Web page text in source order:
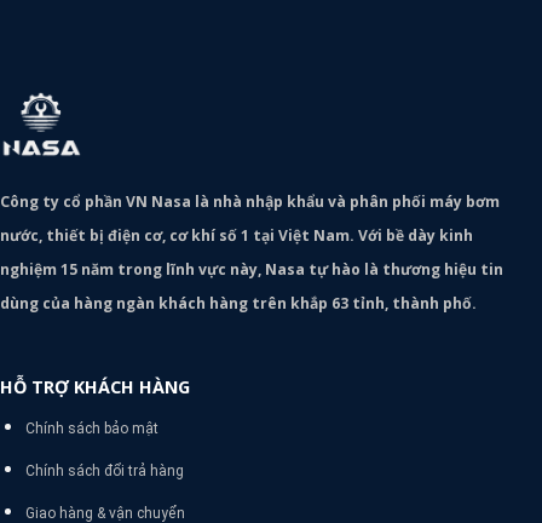
Công ty cổ phần VN Nasa là nhà nhập khẩu và phân phối máy bơm
nước, thiết bị điện cơ, cơ khí số 1 tại Việt Nam. Với bề dày kinh
nghiệm 15 năm trong lĩnh vực này, Nasa tự hào là thương hiệu tin
dùng của hàng ngàn khách hàng trên khắp 63 tỉnh, thành phố.
HỖ TRỢ KHÁCH HÀNG
Chính sách bảo mật
Chính sách đổi trả hàng
Giao hàng & vận chuyển